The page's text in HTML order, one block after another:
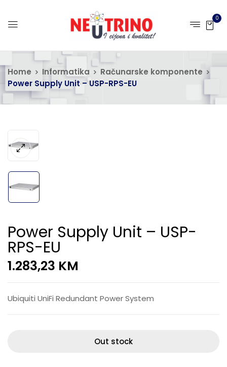
0
Home Informatika
Računarske komponente
Power Supply Unit – USP-RPS-EU
Power Supply Unit – USP-
RPS-EU
1.283,23 KM
Ubiquiti UniFi Redundant Power System
Out stock